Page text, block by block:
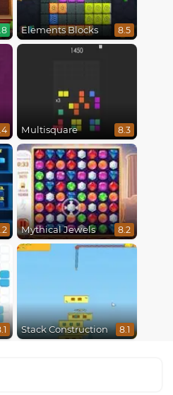
Elements Blocks 8.5
Multisquare 8.3
Mythical Jewels 8.2
Stack Construction 8.1